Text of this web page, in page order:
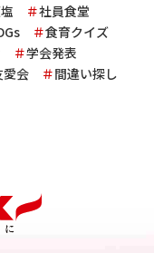
社員食堂
食育クイズ
学会発表
愛会
間違い探し